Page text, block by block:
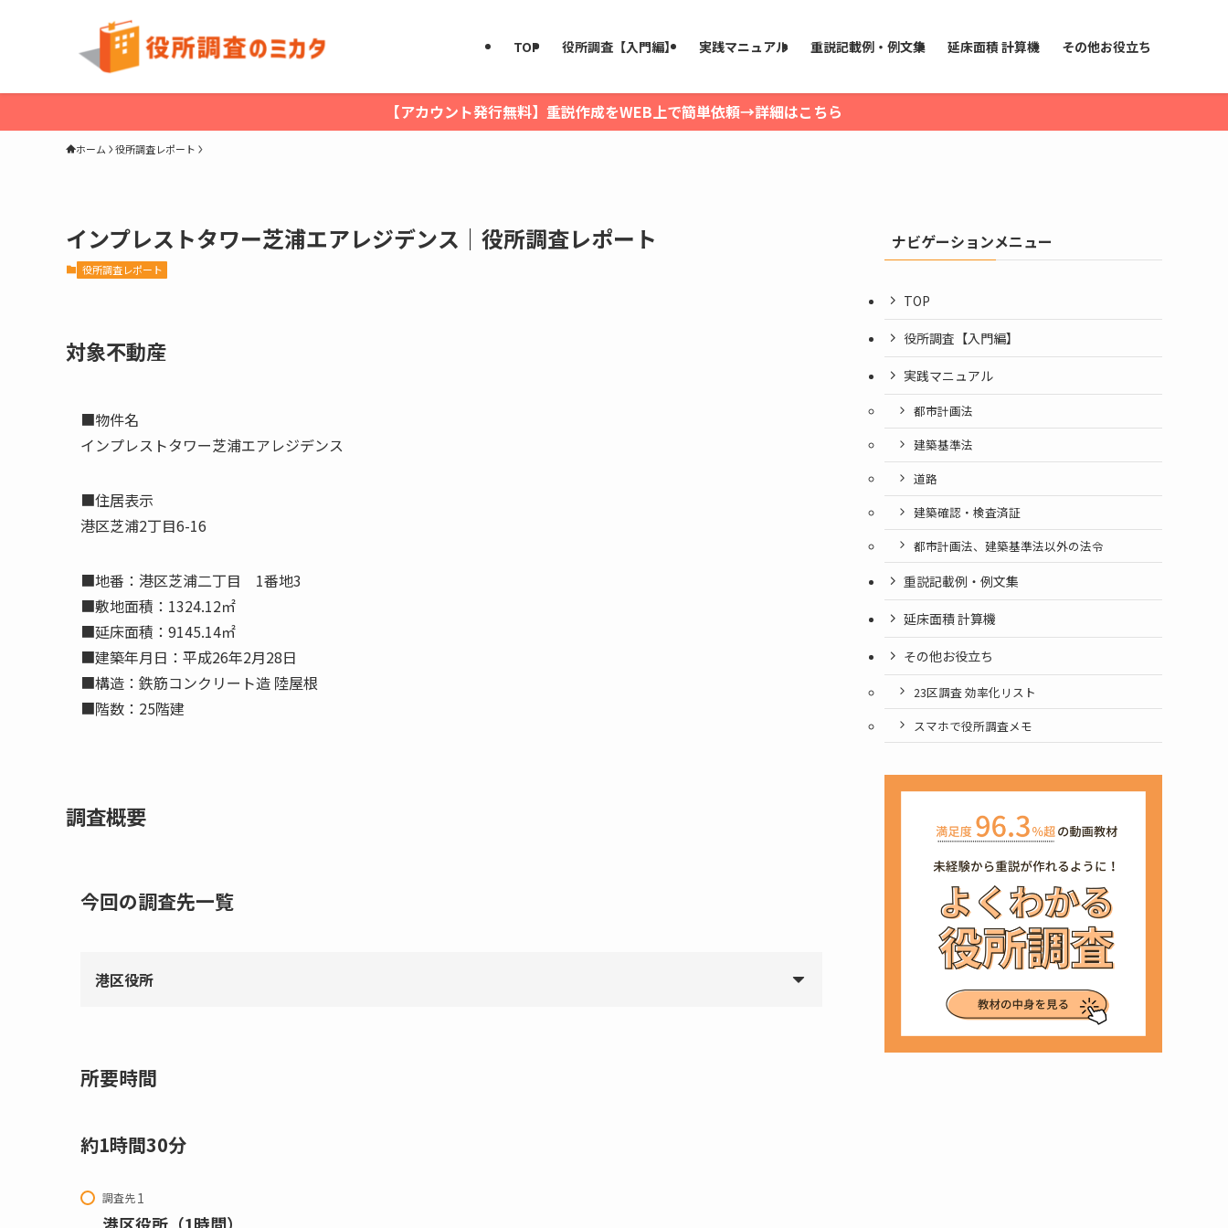
TOP 役所調査【入門編】 実践マニュアル 重説記載例・例文集 延床面積 計算機 その他お役立ち
【アカウント発行無料】重説作成をWEB上で簡単依頼→詳細はこちら
ホーム 役所調査レポート
インプレストタワー芝浦エアレジデンス｜役所調査レポート
役所調査レポート
対象不動産
■物件名
インプレストタワー芝浦エアレジデンス
■住居表示
港区芝浦2丁目6-16
■地番：港区芝浦二丁目 1番地3
■敷地面積：1324.12㎡
■延床面積：9145.14㎡
■建築年月日：平成26年2月28日
■構造：鉄筋コンクリート造 陸屋根
■階数：25階建
調査概要
今回の調査先一覧
港区役所
所要時間
約1時間30分
調査先
ナビゲーションメニュー
TOP
役所調査【入門編】
実践マニュアル
都市計画法
建築基準法
道路
建築確認・検査済証
都市計画法、建築基準法以外の法令
重説記載例・例文集
延床面積 計算機
その他お役立ち
23区調査 効率化リスト
スマホで役所調査メモ